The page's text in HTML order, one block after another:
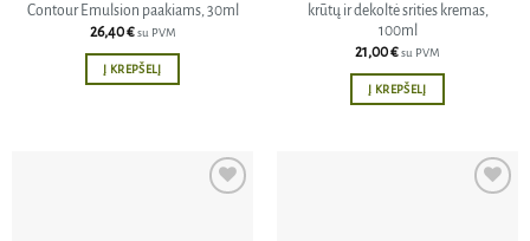
Contour Emulsion paakiams, 30ml
26,40€ su PVM
Į KREPŠELĮ
krūtų ir dekoltė srities kremas,
100ml
21,00€su PVM
Į KREPŠELĮ